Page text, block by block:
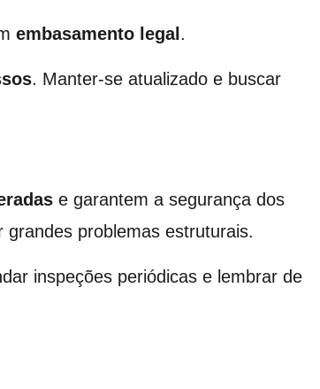
embasamento legal .
. Manter-se atualizado e buscar
e garantem a segurança dos
problemas estruturais.
inspeções periódicas e lembrar de